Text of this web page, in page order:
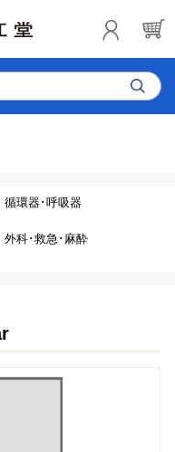
循環器･呼吸器
外科･救急･麻酔